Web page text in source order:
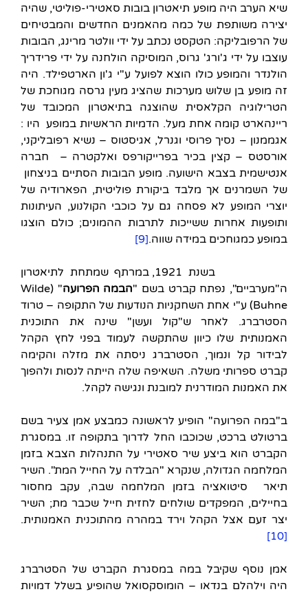
שיא הערב היה מופע תיאטרון בובות סאטירי-פוליטי, שהיה
יצירה משותפת של כמה מהאמנים החדשים והמבטיחים
של הרפובליקה: הטקסט נכתב על ידי וולטר מרינג, הבובות
עוצבו על ידי ג'ורג' גרוס, המוסיקה הולחנה על ידי פרידריך
הולנדר והמופע כולו הוצא לפועל ע"י ג'ון הארטפילד. היה
זה מופע בן שלוש מערכות שהציג מעין גרסה מגוחכת של
הטרילוגיה הקלאסית שהוצגה בתיאטרון המכובד של
ריינהארט קומה אחת מעל. הדמיות הראשיות במופע היו :
אגממנון – נסיך פרוסי וגנרל, אגיסטוס – נשיא רפובליקני,
אורסטס – קצין בכיר בפרייקורפס ואלקטרה – חברה
אנטישמית בצבא הישועה. מופע הבובות הסתיים בניצחון
של השמרנים אך מלבד ביקורת פוליטית, הפארודיה של
יוצרי המופע לא פסחה גם על כוכבי הקולנוע, העיתונות
ותופעות אחרות ששייכות לתרבות ההמונים; כולם הוצגו
במופע כמגוחכים במידה שווה.[9]
בשנת 1921, במרתף שמתחת לתיאטרון
ה"מערביים", נפתח קברט בשם "הבמה הפרועה
" (Wilde
Buhne) ע"י אחת השחקניות הנודעות של התקופה – טרוד
הסטרברג. לאחר ש"קול ועשן" שינה את התוכנית
האמנותית שלו כיוון שהתקשה לעמוד בפני לחץ הקהל
לבידור קל ונמוך, הסטרברג ניסתה את מזלה והקימה
קברט ספרותי משלה. השאיפה שלה הייתה לנסות ולהפוך
את האמנות המודרנית למובנת ונגישה לקהל.
ב"במה הפרועה" הופיע לראשונה כמבצע אמן צעיר בשם
ברטולט ברכט, שכוכבו החל לדרוך בתקופה זו. במסגרת
הקברט הוא ביצע שיר סאטירי על התנהלות הצבא בזמן
המלחמה הגדולה, שנקרא "הבלדה על החייל המת". השיר
תיאר סיטואציה בזמן המלחמה שבה, עקב מחסור
בחיילים, המפקדים שולחים לחזית חייל שכבר מת; השיר
יצר זעם אצל הקהל וירד במהרה מהתוכנית האמנותית.
[10]
אמן נוסף שקיבל במה במסגרת הקברט של הסטרברג
היה וילהלם בנדאו – הומוסקסואל שהופיע בשלל דמויות